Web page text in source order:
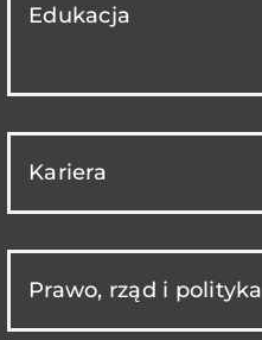
Edukacja
Kariera
Prawo, rząd i polityka